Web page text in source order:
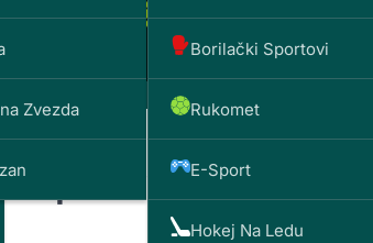
Zvezda
Borilački Sportovi
Rukomet
E-Sport
Hokej Na Ledu
ponovo pali